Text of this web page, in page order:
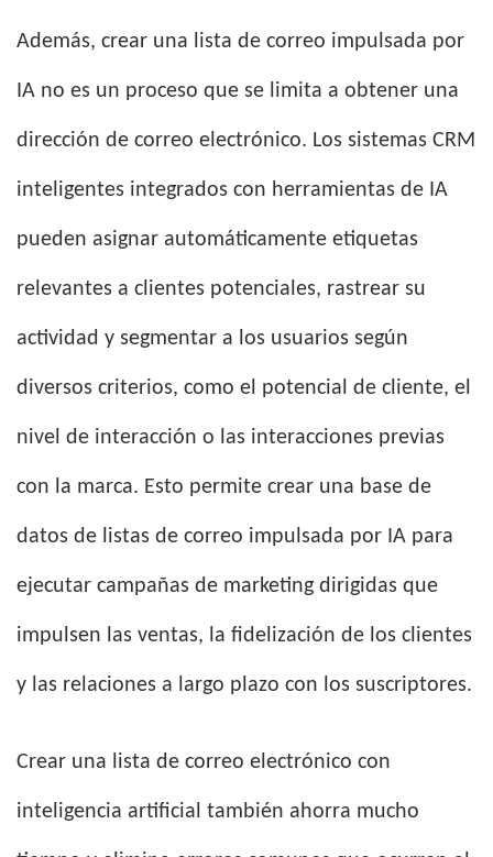
Además, crear una lista de correo impulsada por
IA no es un proceso que se limita a obtener una
dirección de correo electrónico. Los sistemas CRM
inteligentes integrados con herramientas de IA
pueden asignar automáticamente etiquetas
relevantes a clientes potenciales, rastrear su
actividad y segmentar a los usuarios según
diversos criterios, como el potencial de cliente, el
nivel de interacción o las interacciones previas
con la marca. Esto permite crear una base de
datos de listas de correo impulsada por IA para
ejecutar campañas de marketing dirigidas que
impulsen las ventas, la fidelización de los clientes
y las relaciones a largo plazo con los suscriptores.
Crear una lista de correo electrónico con
inteligencia artificial también ahorra mucho